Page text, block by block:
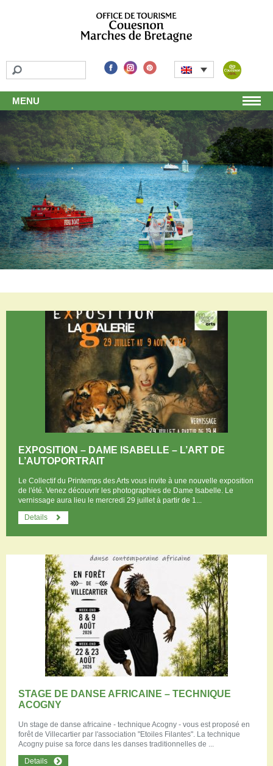
MENU
Home
Discover
Unmissable attractions
Make a detour
Leisure activities
Local products and handicraft
Around us
Shop
Stay
Accomodation
Picnic areas
Mountain biking
Cycling Trails
Horse riding
Documents to download
Groups
Professionals
EXPOSITION – DAME ISABELLE – L’ART DE
L’AUTOPORTRAIT
Le Collectif du Printemps des Arts vous invite à une nouvelle exposition
de l'été. Venez découvrir les photographies de Dame Isabelle. Le
vernissage aura lieu le mercredi 29 juillet à partir de 1...
Details
STAGE DE DANSE AFRICAINE – TECHNIQUE
ACOGNY
Un stage de danse africaine - technique Acogny - vous est proposé en
forêt de Villecartier par l'association "Etoiles Filantes". La technique
Acogny puise sa force dans les danses traditionnelles de ...
Details